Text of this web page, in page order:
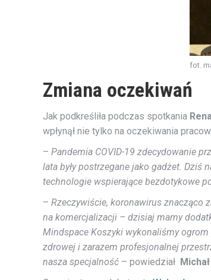
fot.
Zmiana oczekiwań
Jak podkreśliła podczas spotkania
wpłynął nie tylko na oczekiwania
– Pandemia COVID-19 zdecydowanie
lata były postrzegane jako gadżet.
technologie wspierające bezdotykowe
– Rzeczywiście, koronawirus znacząco
na komercjalizacji – dzisiaj mamy
Mindspace Koszyki wykonaliśmy ogrom
zdrowej i zarazem profesjonalnej
nasza specjalność – powiedział